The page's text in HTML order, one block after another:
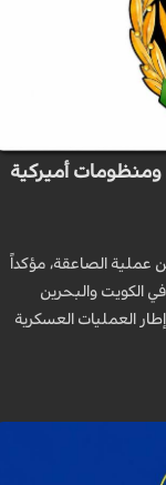
ومنظومات أميركية
عملية الصاعقة، مؤكداً
الكويت والبحرين
العمليات العسكرية